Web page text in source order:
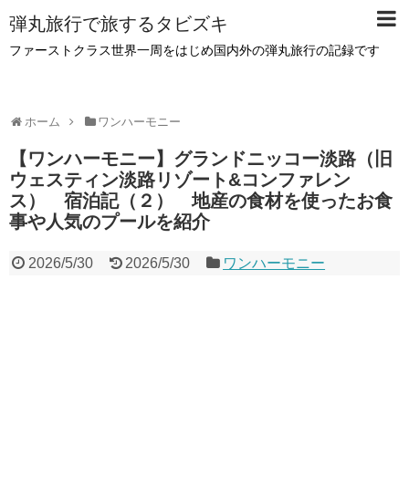
弾丸旅行で旅するタビズキ
ファーストクラス世界一周をはじめ国内外の弾丸旅行の記録です
ホーム ワンハーモニー
【ワンハーモニー】グランドニッコー淡路（旧
ウェスティン淡路リゾート&コンファレン
ス） 宿泊記（２） 地産の食材を使ったお食
事や人気のプールを紹介
2026/5/30 2026/5/30 ワンハーモニー